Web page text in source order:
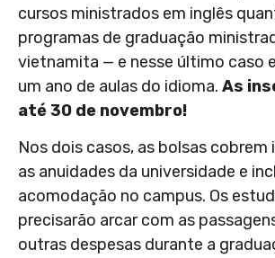
cursos ministrados em inglês
programas de graduação
vietnamita — e nesse último caso
um ano de aulas do idioma. As
até 30 de novembro!
Nos dois casos, as bolsas
as anuidades da universidade e
acomodação no campus. Os
precisarão arcar com as
outras despesas durante a